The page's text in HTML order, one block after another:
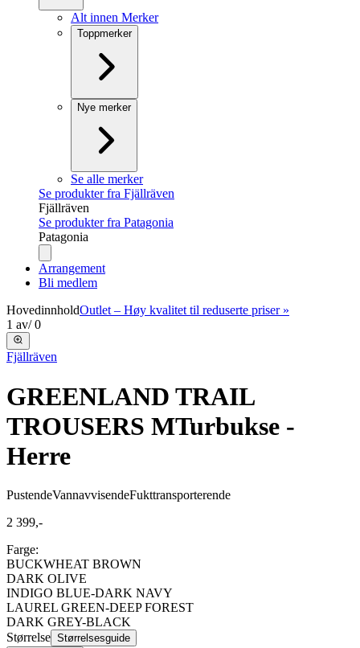
Alt innen Merker
Toppmerker
Nye merker
Se alle merker
Se produkter fra Fjällräven
Fjällräven
Se produkter fra Patagonia
Patagonia
Arrangement
Bli medlem
HovedinnholdOutlet – Høy kvalitet til reduserte priser »
1 av/ 0
Fjällräven
GREENLAND TRAIL
TROUSERS MTurbukse -
Herre
PustendeVannavvisendeFukttransporterende
2 399,-
Farge:
BUCKWHEAT BROWN
DARK OLIVE
INDIGO BLUE-DARK NAVY
LAUREL GREEN-DEEP FOREST
DARK GREY-BLACK
Størrelse Størrelsesguide